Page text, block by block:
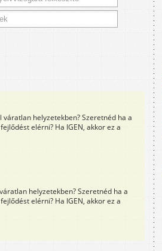
helyzetekben? Szeretnéd ha a
elérni? Ha IGEN, akkor ez a
helyzetekben? Szeretnéd ha a
elérni? Ha IGEN, akkor ez a